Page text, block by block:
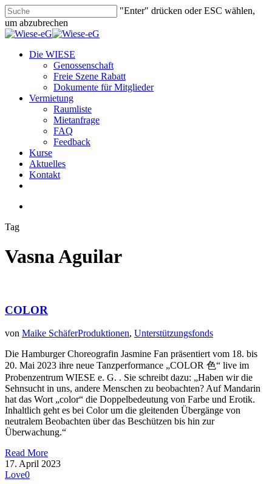
Skip
to
main
"Enter" drücken oder ESC wählen,
um abzubrechen
Close
search
Menu
Die WIESE
Genossenschaft
Freie Szene Rabatt
Dokumente für Mitglieder
Vermietung
Raumliste
Mietanfrage
FAQ
Feedback
Kurse
Aktuelles
Kontakt
Tag
Vasna Aguilar
COLOR
von Maike SchäferProduktionen, Unterstützungsfonds
Die Hamburger Choreografin Jasmine Fan präsentiert vom 18. bis
20. Mai 2023 ihre neue Tanzperformance „COLOR 色“ live im
Probenzentrum WIESE e. G. . Sie schreibt dazu: „Haben wir die
Sehnsucht in uns, andere Menschen zu beobachten? Auf Mandarin
hat das Wort „color“ die Doppelbedeutung von Farbe und Erotik.
Inhaltlich geht es bei Color um die gleitenden Übergänge von
neutralem Beobachten über das Beschützen bis hin zur
Überwachung.“
Read More
17. April 2023
Love0